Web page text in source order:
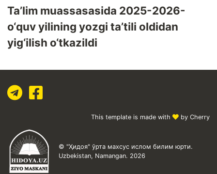
Ta’lim muassasasida 2025-2026-
o‘quv yilining yozgi ta’tili oldidan
yig‘ilish o‘tkazildi
This template is made with by Cherry
© "Ҳидоя" ўрта махсус ислом билим юрти.
Uzbekistan, Namangan. 2026